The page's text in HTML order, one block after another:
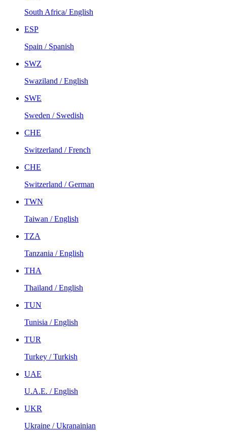
South Africa/ English
ESP
Spain / Spanish
SWZ
Swaziland / English
SWE
Sweden / Swedish
CHE
Switzerland / French
CHE
Switzerland / German
TWN
Taiwan / English
TZA
Tanzania / English
THA
Thailand / English
TUN
Tunisia / English
TUR
Turkey / Turkish
UAE
U.A.E. / English
UKR
Ukraine / Ukranainian